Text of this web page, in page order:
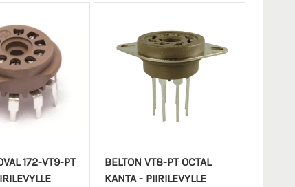
172-VT9-PT
BELTON VT8-PT OCTAL
KANTA - PIIRILEVYLLE